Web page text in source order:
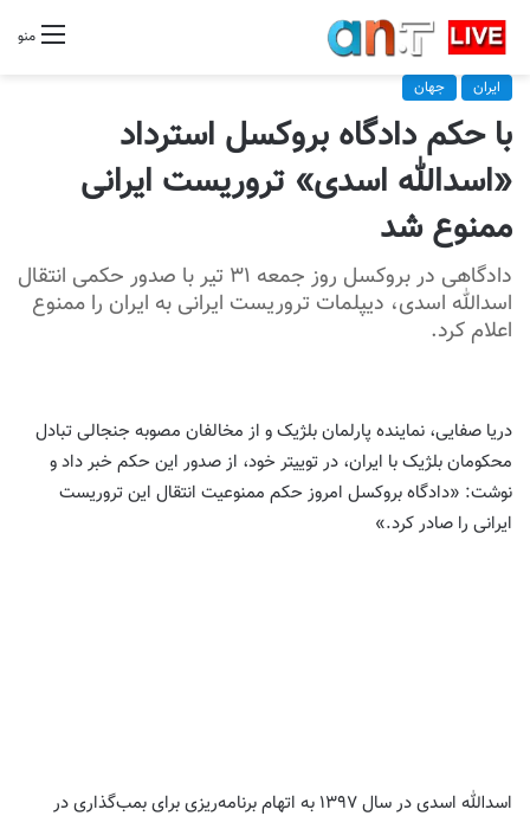
منو
ایران جهان
با حکم دادگاه بروکسل استرداد
«اسدالله اسدی» تروریست ایرانی
ممنوع شد
دادگاهی در بروکسل روز جمعه ۳۱ تیر با صدور حکمی انتقال
اسدالله اسدی، دیپلمات تروریست ایرانی به ایران را ممنوع
اعلام کرد.
دریا صفایی، نماینده پارلمان بلژیک و از مخالفان مصوبه جنجالی تبادل
محکومان بلژیک با ایران، در توییتر خود، از صدور این حکم خبر داد و
نوشت: «دادگاه بروکسل امروز حکم ممنوعیت انتقال این تروریست
ایرانی را صادر کرد.»
اسدالله اسدی در سال ۱۳۹۷ به ‌اتهام برنامه‌ریزی برای بمب‌گذاری در